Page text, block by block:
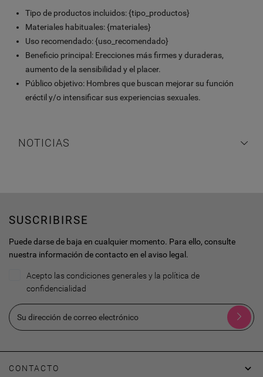
NOTICIAS
Tipo de productos incluidos: {tipo_productos}
Materiales habituales: {materiales}
Uso recomendado: {uso_recomendado}
Beneficio principal: Erecciones más firmes y duraderas,
aumento de la sensibilidad y el placer.
Público objetivo: Hombres que buscan mejorar su función
eréctil y/o intensificar sus experiencias sexuales.
SUSCRIBIRSE
Puede darse de baja en cualquier momento. Para ello, consulte
nuestra información de contacto en el aviso legal.
Acepto las condiciones generales y la política de
confidencialidad
CONTACTO 